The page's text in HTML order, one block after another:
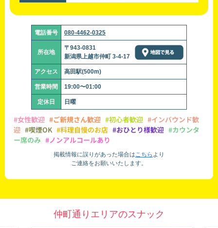
電話番号 080-4462-0325
所在地
〒943-0831
新潟県上越市仲町 3-4-17
アクセス 高田駅(500m)
営業時間 19:00〜01:00
定休日 日曜
#女性歓迎 #ご新規さん歓迎 #初心者歓迎 #インバウンド歓
迎 #喫煙OK #料理自慢のお店 #おひとり様歓迎 #カウンタ
ー席のみ #ノンアルコールあり
掲載情報に誤りがあった場合はこちら より
ご連絡をお願いいたします。
仲町通りエリアのスナック